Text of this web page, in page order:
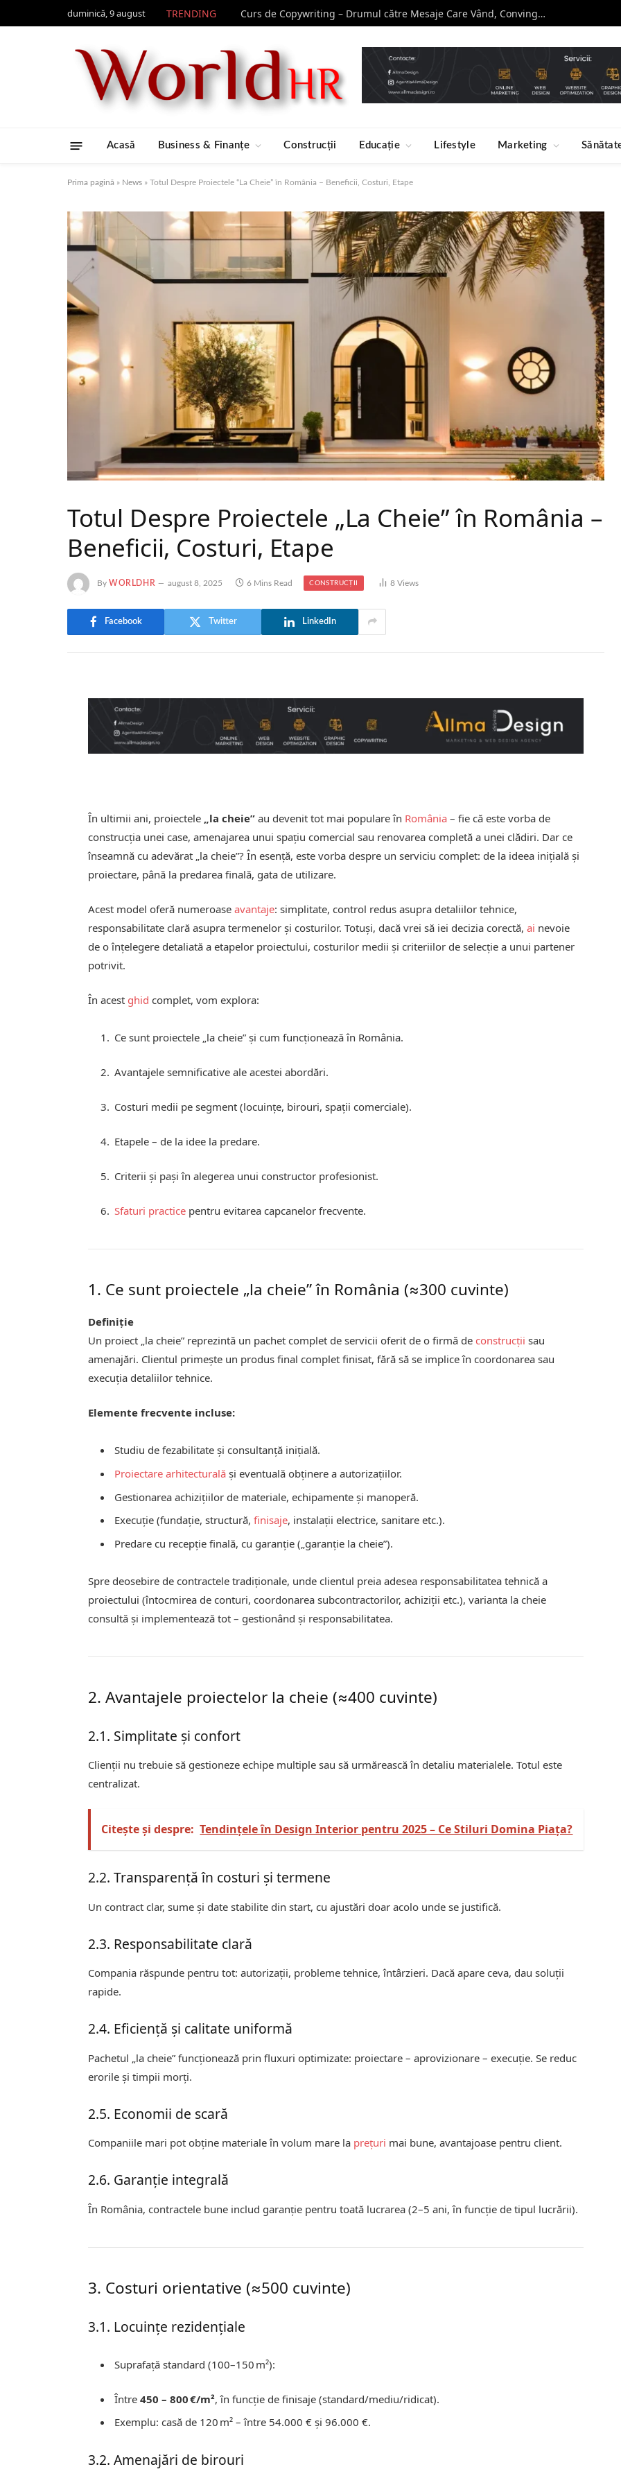
duminică, 9 august TRENDING Curs de Copywriting – Drumul către Mesaje Care Vând, Conving și Construiesc Branduri Puternice
Acasă Business & Finanțe Construcții Educație Lifestyle Marketing
Prima pagină » News » Totul Despre Proiectele “La Cheie” în România – Beneficii, Costuri, Etape
Totul Despre Proiectele „La Cheie” în România –
Beneficii, Costuri, Etape
By WORLDHR august 8, 2025 6 Mins Read CONSTRUCȚII 8 Views
Facebook Twitter LinkedIn
În ultimii ani, proiectele „la cheie” au devenit tot mai populare în România – fie că este vorba de
construcția unei case, amenajarea unui spațiu comercial sau renovarea completă a unei clădiri. Dar ce
înseamnă cu adevărat „la cheie”? În esență, este vorba despre un serviciu complet: de la ideea inițială și
proiectare, până la predarea finală, gata de utilizare.
Acest model oferă numeroaseavantaje: simplitate, control redus asupra detaliilor tehnice,
responsabilitate clară asupra termenelor și costurilor. Totuși, dacă vrei să iei decizia corectă,ai nevoie
de o înțelegere detaliată a etapelor proiectului, costurilor medii și criteriilor de selecție a unui partener
potrivit.
În acest ghid complet, vom explora:
Ce sunt proiectele „la cheie” și cum funcționează în România.
Avantajele semnificative ale acestei abordări.
Costuri medii pe segment (locuințe, birouri, spații comerciale).
Etapele – de la idee la predare.
Criterii și pași în alegerea unui constructor profesionist.
Sfaturi practice pentru evitarea capcanelor frecvente.
1. Ce sunt proiectele „la cheie” în România (≈300 cuvinte)
Definiție
Un proiect „la cheie” reprezintă un pachet complet de servicii oferit de o firmă de construcții sau
amenajări. Clientul primește un produs final complet finisat, fără să se implice în coordonarea sau
execuția detaliilor tehnice.
Elemente frecvente incluse:
Studiu de fezabilitate și consultanță inițială.
Proiectare arhitecturală și eventuală obținere a autorizațiilor.
Gestionarea achizițiilor de materiale, echipamente și manoperă.
Execuție (fundație, structură,finisaje, instalații electrice, sanitare etc.).
Predare cu recepție finală, cu garanţie („garanție la cheie”).
Spre deosebire de contractele tradiționale, unde clientul preia adesea responsabilitatea tehnică a
proiectului (întocmirea de conturi, coordonarea subcontractorilor, achiziții etc.), varianta la cheie
consultă și implementează tot – gestionând și responsabilitatea.
2. Avantajele proiectelor la cheie (≈400 cuvinte)
2.1. Simplitate și confort
Clienții nu trebuie să gestioneze echipe multiple sau să urmărească în detaliu materialele. Totul este
centralizat.
Citește și despre: Tendințele în Design Interior pentru 2025 – Ce Stiluri Domina Piața?
2.2. Transparență în costuri și termene
Un contract clar, sume și date stabilite din start, cu ajustări doar acolo unde se justifică.
2.3. Responsabilitate clară
Compania răspunde pentru tot: autorizații, probleme tehnice, întârzieri. Dacă apare ceva, dau soluții
rapide.
2.4. Eficiență și calitate uniformă
Pachetul „la cheie” funcționează prin fluxuri optimizate: proiectare – aprovizionare – execuție. Se reduc
erorile și timpii morți.
2.5. Economii de scară
Companiile mari pot obține materiale în volum mare la prețuri mai bune, avantajoase pentru client.
2.6. Garanție integrală
În România, contractele bune includ garanție pentru toată lucrarea (2–5 ani, în funcție de tipul lucrării).
3. Costuri orientative (≈500 cuvinte)
3.1. Locuințe rezidențiale
Suprafață standard (100–150 m²):
Între450 – 800 €/m², în funcție de finisaje (standard/mediu/ridicat).
Exemplu: casă de 120 m² – între 54.000 € și 96.000 €.
3.2. Amenajări de birouri